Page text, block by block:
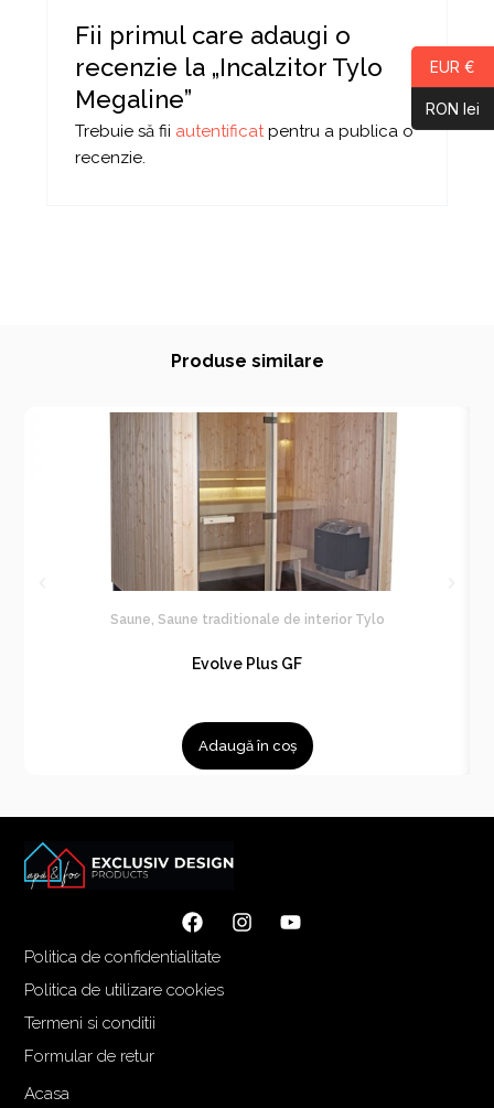
Fii primul care adaugi o
recenzie la „Incalzitor Tylo
Megaline”
Trebuie să fii autentificatpentru a publica o
recenzie.
Produse similare
Saune Saune traditionale de interior Tylo
Evolve Plus GF
Adaugă în coș
Politica de confidentialitate
Politica de utilizare cookies
Termeni si conditii
Formular de retur
Acasa
EUR €
RON lei